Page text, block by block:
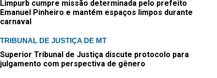
Limpurb cumpre missão determinada pelo prefeito
Emanuel Pinheiro e mantém espaços limpos durante
carnaval
TRIBUNAL DE JUSTIÇA DE MT
Superior Tribunal de Justiça discute protocolo para
julgamento com perspectiva de gênero